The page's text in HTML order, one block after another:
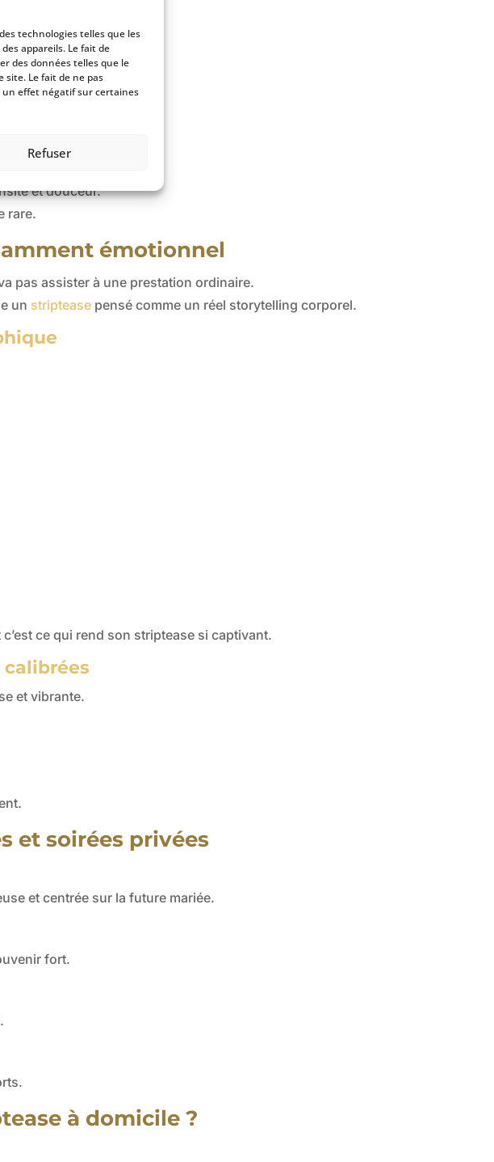
technologies telles que les
appareils. Le fait de
des données telles que le
Le fait de ne pas
effet négatif sur certaines
Refuser
et douceur.
rare.
émotionnel
pas assister à une prestation ordinaire.
un striptease pensé comme un réel storytelling corporel.
ce qui rend son striptease si captivant.
et vibrante.
et soirées privées
et centrée sur la future mariée.
fort.
à domicile ?